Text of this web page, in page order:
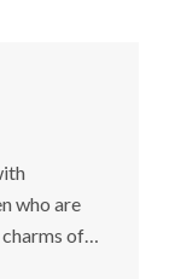
who are
charms of…